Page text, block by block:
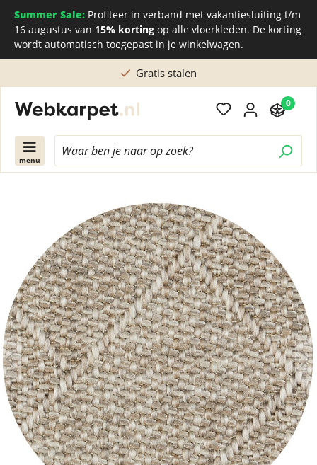
Summer Sale: Profiteer in verband met vakantiesluiting t/m
16 augustus van 15% korting op alle vloerkleden. De korting
wordt automatisch toegepast in je winkelwagen.
Gratis stalen
menu
0